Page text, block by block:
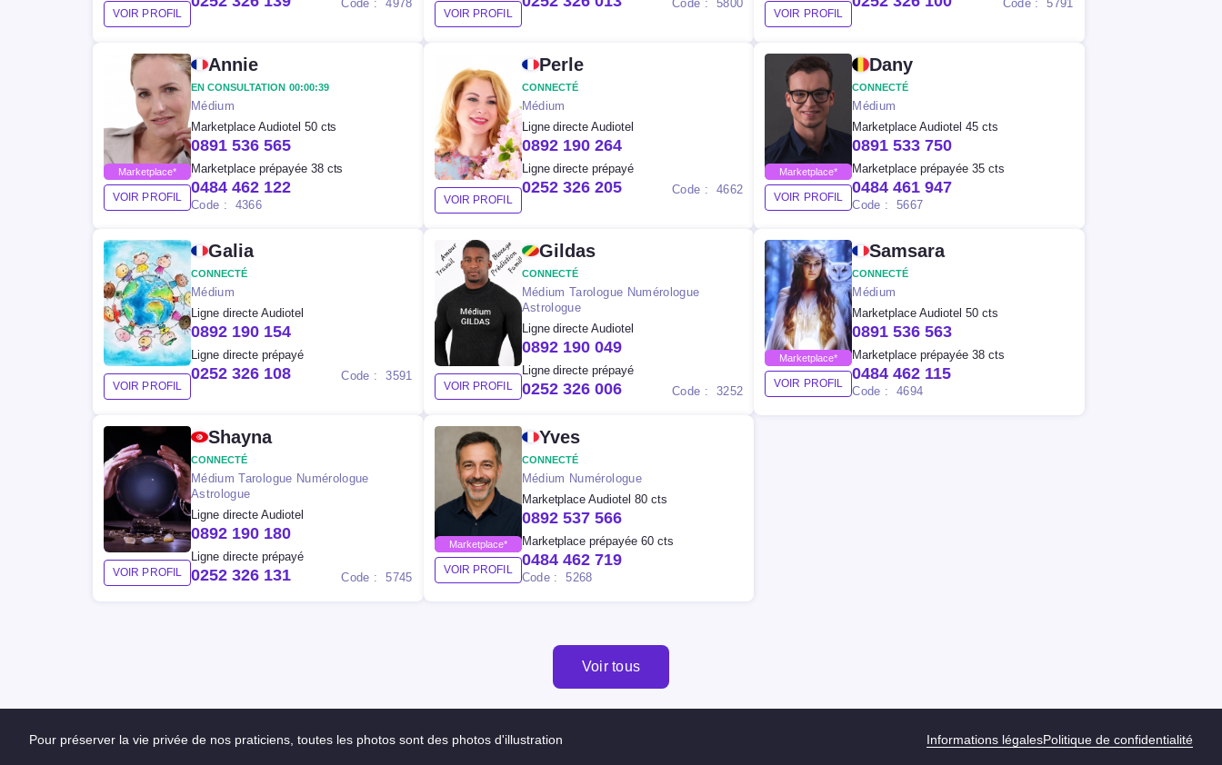
VOIR PROFIL
Code : 4978
VOIR PROFIL
Code : 5800
VOIR PROFIL
Code : 5791
Marketplace*
VOIR PROFIL
Annie
EN CONSULTATION 00:00:39
Médium
Marketplace Audiotel 50 cts
0891 536 565
Marketplace prépayée 38 cts
0484 462 122
Code : 4366 VOIR PROFIL
Perle
CONNECTÉ
Médium
Ligne directe Audiotel
0892 190 264
Ligne directe prépayé
0252 326 205 Code : 4662
Marketplace*
VOIR PROFIL
Dany
CONNECTÉ
Médium
Marketplace Audiotel 45 cts
0891 533 750
Marketplace prépayée 35 cts
0484 461 947
Code : 5667
VOIR PROFIL
Galia
CONNECTÉ
Médium
Ligne directe Audiotel
0892 190 154
Ligne directe prépayé
0252 326 108 Code : 3591
VOIR PROFIL
Gildas
CONNECTÉ
Médium Tarologue Numérologue
Astrologue
Ligne directe Audiotel
0892 190 049
Ligne directe prépayé
0252 326 006 Code : 3252
Marketplace*
VOIR PROFIL
Samsara
CONNECTÉ
Médium
Marketplace Audiotel 50 cts
0891 536 563
Marketplace prépayée 38 cts
0484 462 115
Code : 4694
VOIR PROFIL
Shayna
CONNECTÉ
Médium Tarologue Numérologue
Astrologue
Ligne directe Audiotel
0892 190 180
Ligne directe prépayé
0252 326 131 Code : 5745
Marketplace*
VOIR PROFIL
Yves
CONNECTÉ
Médium Numérologue
Marketplace Audiotel 80 cts
0892 537 566
Marketplace prépayée 60 cts
0484 462 719
Code : 5268
Voir tous
Pour préserver la vie privée de nos praticiens, toutes les photos sont des photos d'illustration Informations légalesPolitique de confidentialité